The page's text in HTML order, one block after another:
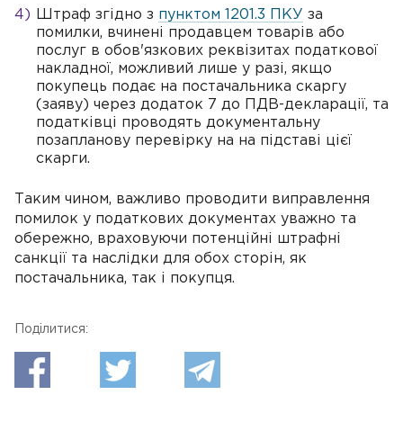
Штраф згідно з пунктом 1201.3 ПКУ за
помилки, вчинені продавцем товарів або
послуг в обов'язкових реквізитах податкової
накладної, можливий лише у разі, якщо
покупець подає на постачальника скаргу
(заяву) через додаток 7 до ПДВ-декларації, та
податківці проводять документальну
позапланову перевірку на на підставі цієї
скарги.
Таким чином, важливо проводити виправлення
помилок у податкових документах уважно та
обережно, враховуючи потенційні штрафні
санкції та наслідки для обох сторін, як
постачальника, так і покупця.
Поділитися: